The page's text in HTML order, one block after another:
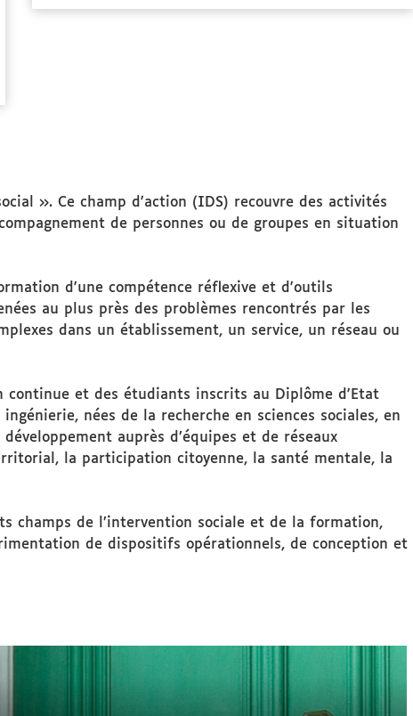
». Ce champ d'action (IDS) recouvre des activités
de personnes ou de groupes en situation
d'une compétence réflexive et d'outils
au plus près des problèmes rencontrés par les
dans un établissement, un service, un réseau ou
et des étudiants inscrits au Diplôme d'Etat
nées de la recherche en sciences sociales, en
auprès d’équipes et de réseaux
la participation citoyenne, la santé mentale, la
champs de l’intervention sociale et de la formation,
de dispositifs opérationnels, de conception et